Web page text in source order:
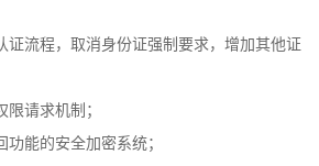
证流程，取消身份证强制要求，增加其他证
请求机制；
能的安全加密系统；